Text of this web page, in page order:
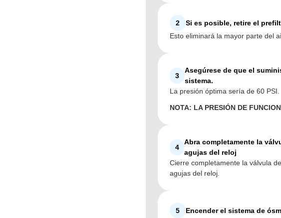
2
Si es posible, retire el
Esto eliminará la mayor parte del
3
Asegúrese de que el
sistema.
La presión óptima sería de 60 PSI.
NOTA: LA PRESIÓN DE
4
Abra completamente la
agujas del reloj
Cierre completamente la válvula
agujas del reloj.
5 Encender el sistema de